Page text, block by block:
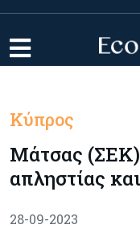
Κύπρος
Μάτσας
απληστίας
28-09-2023